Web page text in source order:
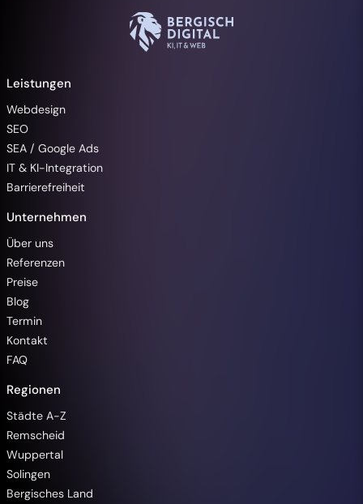
Leistungen
Webdesign
SEO
SEA / Google Ads
IT & KI-Integration
Barrierefreiheit
Unternehmen
Über uns
Referenzen
Preise
Blog
Termin
Kontakt
FAQ
Regionen
Städte A-Z
Remscheid
Wuppertal
Solingen
Bergisches Land
Barrierefreiheit
Animationen pausieren